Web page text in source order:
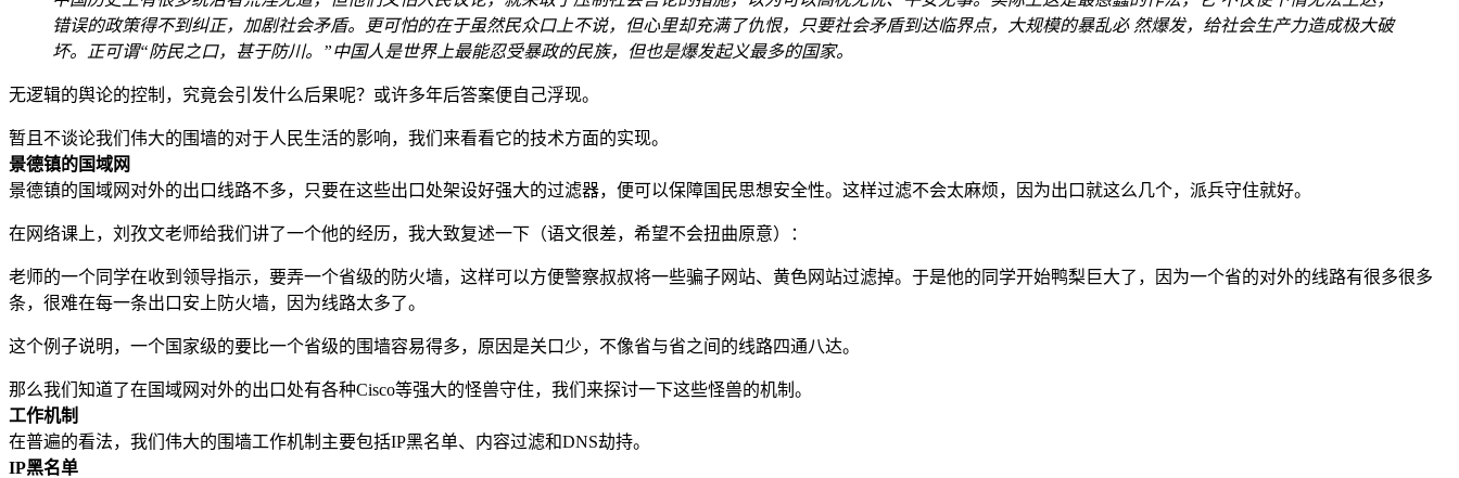
错误的政策得不到纠正，加剧社会矛盾。更可怕的在于虽然民众口上不说，但心里却充满了仇恨，只要社会矛盾到达临界点，大规模的暴乱必 然爆发，给社会生产力造成极大破
坏。正可谓“防民之口，甚于防川。”中国人是世界上最能忍受暴政的民族，但也是爆发起义最多的国家。
无逻辑的舆论的控制，究竟会引发什么后果呢？或许多年后答案便自己浮现。
暂且不谈论我们伟大的围墙的对于人民生活的影响，我们来看看它的技术方面的实现。
景德镇的国域网
景德镇的国域网对外的出口线路不多，只要在这些出口处架设好强大的过滤器，便可以保障国民思想安全性。这样过滤不会太麻烦，因为出口就这么几个，派兵守住就好。
在网络课上，刘孜文老师给我们讲了一个他的经历，我大致复述一下（语文很差，希望不会扭曲原意）：
老师的一个同学在收到领导指示，要弄一个省级的防火墙，这样可以方便警察叔叔将一些骗子网站、黄色网站过滤掉。于是他的同学开始鸭梨巨大了，因为一个省的对外的线路有很多很多
条，很难在每一条出口安上防火墙，因为线路太多了。
这个例子说明，一个国家级的要比一个省级的围墙容易得多，原因是关口少，不像省与省之间的线路四通八达。
那么我们知道了在国域网对外的出口处有各种Cisco等强大的怪兽守住，我们来探讨一下这些怪兽的机制。
工作机制
在普遍的看法，我们伟大的围墙工作机制主要包括IP黑名单、内容过滤和DNS劫持。
IP黑名单